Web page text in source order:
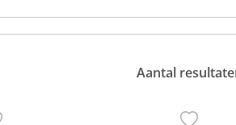
Aantal